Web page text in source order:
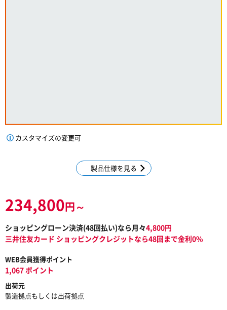
カスタマイズの変更可
製品仕様を見る
234,800円～
ショッピングローン決済(48回払い)なら月々4,800円
三井住友カード ショッピングクレジットなら48回まで金利0%
WEB会員獲得ポイント
1,067 ポイント
出荷元
製造拠点もしくは出荷拠点